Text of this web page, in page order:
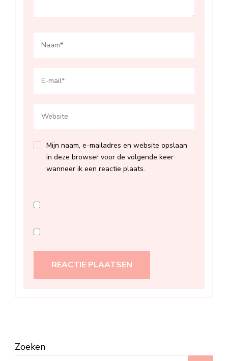
Mijn naam, e-mailadres en website opslaan
in deze browser voor de volgende keer
wanneer ik een reactie plaats.
Zoeken